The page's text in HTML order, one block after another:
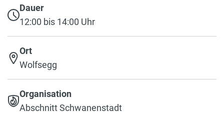
Dauer
12:00 bis 14:00 Uhr
Ort
Wolfsegg
Organisation
Abschnitt Schwanenstadt